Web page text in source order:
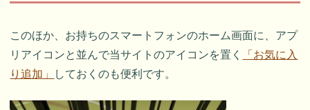
このほか、お持ちのスマートフォンのホーム画面に、アプ
リアイコンと並んで当サイトのアイコンを置く
「お気に入
り追加」
しておくのも便利です。